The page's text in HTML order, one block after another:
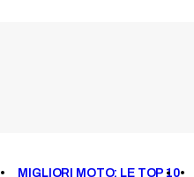
MIGLIORI MOTO: LE TOP 10